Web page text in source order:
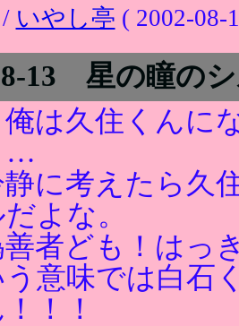
いやし亭 ( 2002-08-
13 星の瞳の
は久住くんに
…
に考えたら久
よな。
善者ども！はっ
意味では白石
！！